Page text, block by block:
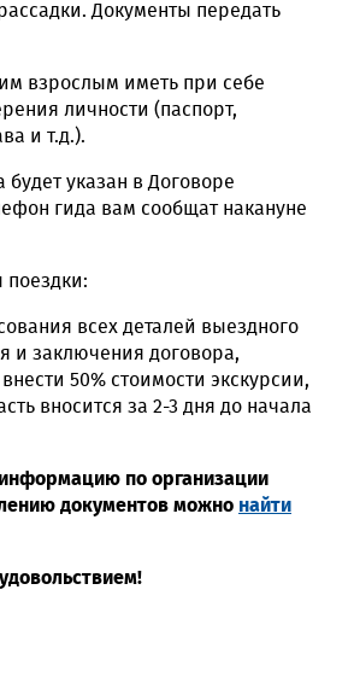
Документы передать
взрослым иметь при себе
личности (паспорт,
и т.д.).
будет указан в Договоре
гида вам сообщат накануне
поездки:
всех деталей выездного
и заключения договора,
50% стоимости экскурсии,
вносится за 2-3 дня до начала
по организации
документов можно найти